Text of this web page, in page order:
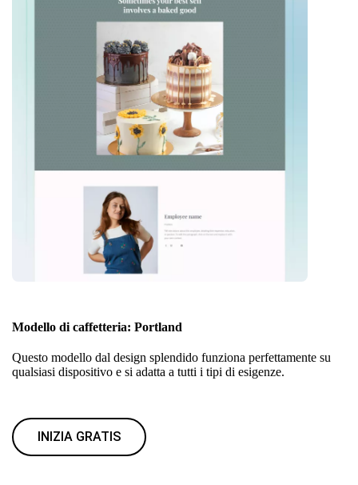
Modello di caffetteria: Portland
Questo modello dal design splendido funziona perfettamente su
qualsiasi dispositivo e si adatta a tutti i tipi di esigenze.
INIZIA GRATIS